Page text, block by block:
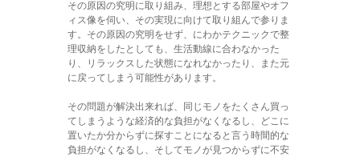
その原因の究明に取り組み、理想とする部屋やオフ
ィス像を伺い、その実現に向けて取り組んで参りま
す。その原因の究明をせず、にわかテクニックで整
理収納をしたとしても、生活動線に合わなかった
り、リラックスした状態になれなかったり、また元
に戻ってしまう可能性があります。
その問題が解決出来れば、同じモノをたくさん買っ
てしまうような経済的な負担がなくなるし、どこに
置いたか分からずに探すことになると言う時間的な
負担がなくなるし、そしてモノが見つからずに不安